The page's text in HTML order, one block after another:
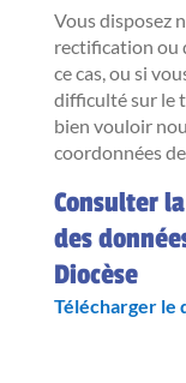
Vous disposez
rectification ou
ce cas, ou si
difficulté sur le
bien vouloir
coordonnées
Consulter
des
Diocèse
Télécharger le